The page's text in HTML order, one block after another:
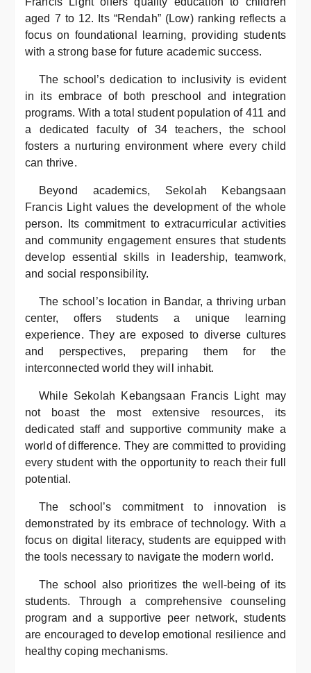
aged 7 to 12. Its “Rendah” (Low) ranking reflects a
focus on foundational learning, providing students
with a strong base for future academic success.
The school’s dedication to inclusivity is evident
in its embrace of both preschool and integration
programs. With a total student population of 411 and
a dedicated faculty of 34 teachers, the school
fosters a nurturing environment where every child
can thrive.
Beyond academics, Sekolah Kebangsaan
Francis Light values the development of the whole
person. Its commitment to extracurricular activities
and community engagement ensures that students
develop essential skills in leadership, teamwork,
and social responsibility.
The school’s location in Bandar, a thriving urban
center, offers students a unique learning
experience. They are exposed to diverse cultures
and perspectives, preparing them for the
interconnected world they will inhabit.
While Sekolah Kebangsaan Francis Light may
not boast the most extensive resources, its
dedicated staff and supportive community make a
world of difference. They are committed to providing
every student with the opportunity to reach their full
potential.
The school’s commitment to innovation is
demonstrated by its embrace of technology. With a
focus on digital literacy, students are equipped with
the tools necessary to navigate the modern world.
The school also prioritizes the well-being of its
students. Through a comprehensive counseling
program and a supportive peer network, students
are encouraged to develop emotional resilience and
healthy coping mechanisms.